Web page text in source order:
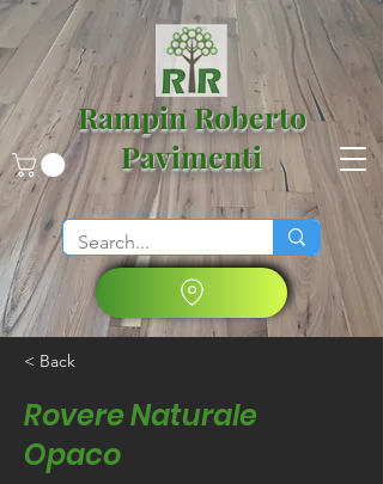
Rampin Roberto
Pavimenti
< Back
Rovere Naturale
Opaco